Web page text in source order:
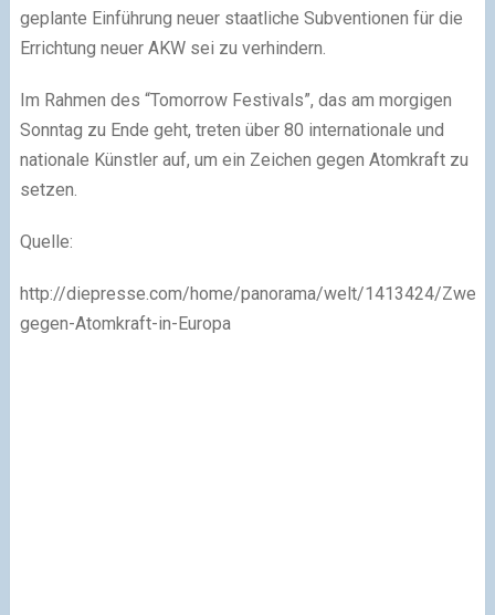
geplante Einführung neuer staatliche Subventionen für die
Errichtung neuer AKW sei zu verhindern.
Im Rahmen des “Tomorrow Festivals”, das am morgigen
Sonntag zu Ende geht, treten über 80 internationale und
nationale Künstler auf, um ein Zeichen gegen Atomkraft zu
setzen.
Quelle:
http://diepresse.com/home/panorama/welt/1413424/
gegen-Atomkraft-in-Europa